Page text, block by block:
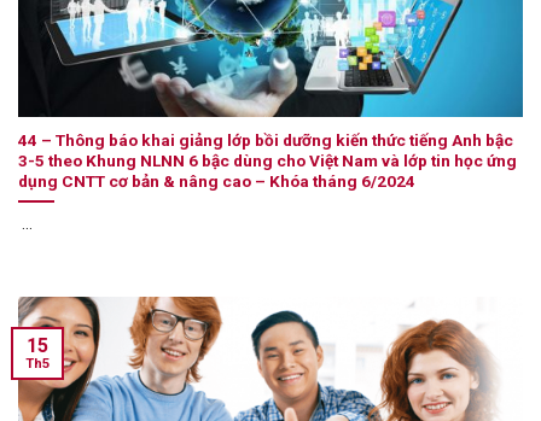
44 – Thông báo khai giảng lớp bồi dưỡng kiến thức tiếng Anh bậc
3-5 theo Khung NLNN 6 bậc dùng cho Việt Nam và lớp tin học ứng
dụng CNTT cơ bản & nâng cao – Khóa tháng 6/2024
15
Th5